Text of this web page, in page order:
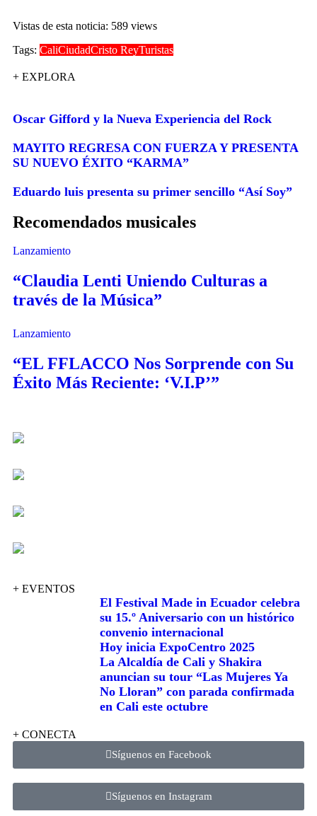
Vistas de esta noticia: 589 views
Tags: CaliCiudadCristo ReyTuristas
+ EXPLORA
Oscar Gifford y la Nueva Experiencia del Rock
MAYITO REGRESA CON FUERZA Y PRESENTA
SU NUEVO ÉXITO “KARMA”
Eduardo luis presenta su primer sencillo “Así Soy”
Recomendados musicales
Lanzamiento
“Claudia Lenti Uniendo Culturas a
través de la Música”
Lanzamiento
“EL FFLACCO Nos Sorprende con Su
Éxito Más Reciente: ‘V.I.P’”
+ EVENTOS
El Festival Made in Ecuador celebra
su 15.º Aniversario con un histórico
convenio internacional
Hoy inicia ExpoCentro 2025
La Alcaldía de Cali y Shakira
anuncian su tour “Las Mujeres Ya
No Lloran” con parada confirmada
en Cali este octubre
+ CONECTA
Síguenos en Facebook
Síguenos en Instagram